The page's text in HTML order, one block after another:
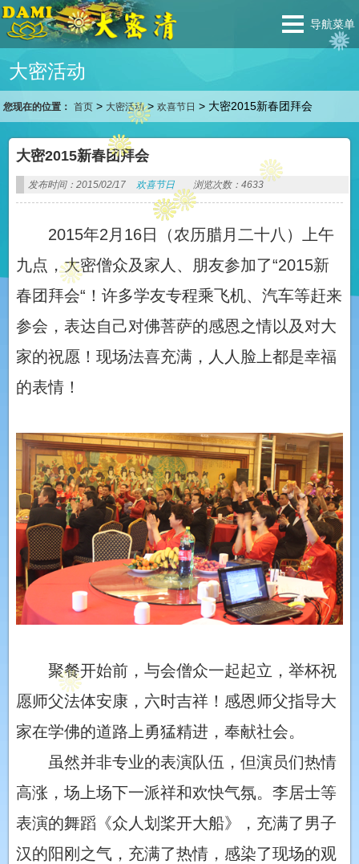
导航菜单
大密活动
您现在的位置： 首页 > 大密活动>欢喜节日 > 大密2015新春团拜会
大密2015新春团拜会
发布时间：2015/02/17 欢喜节日 浏览次数：4633
2015年2月16日（农历腊月二十八）上午
九点，大密僧众及家人、朋友参加了“2015新
春团拜会“！许多学友专程乘飞机、汽车等赶来
参会，表达自己对佛菩萨的感恩之情以及对大
家的祝愿！现场法喜充满，人人脸上都是幸福
的表情！
聚餐开始前，与会僧众一起起立，举杯祝
愿师父法体安康，六时吉祥！感恩师父指导大
家在学佛的道路上勇猛精进，奉献社会。
虽然并非专业的表演队伍，但演员们热情
高涨，场上场下一派祥和欢快气氛。李居士等
表演的舞蹈《众人划桨开大船》，充满了男子
汉的阳刚之气，充满了热情，感染了现场的观